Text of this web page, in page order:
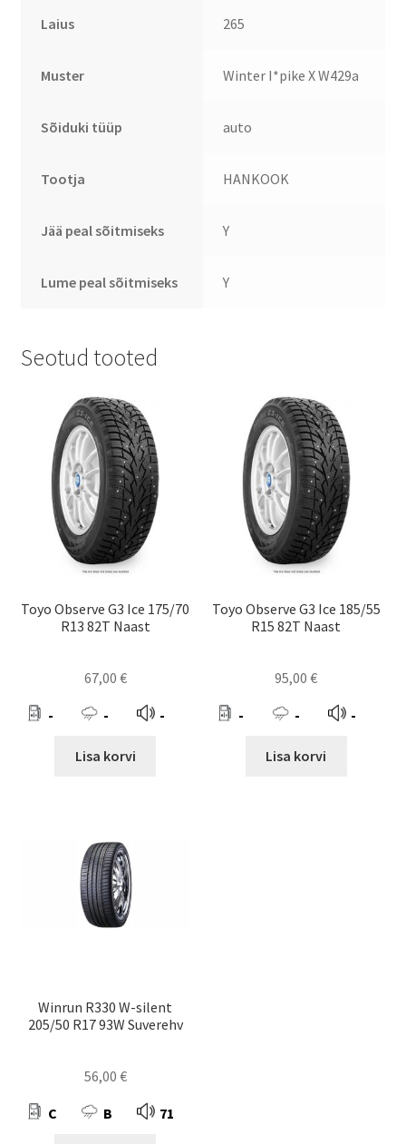
Laius 265
Muster Winter I*pike X W429a
Sõiduki tüüp auto
Tootja HANKOOK
Jää peal sõitmiseks Y
Lume peal sõitmiseks Y
Seotud tooted
Toyo Observe G3 Ice 175/70
R13 82T Naast
67,00 €
- - -
Lisa korvi
Toyo Observe G3 Ice 185/55
R15 82T Naast
95,00€
- - -
Lisa korvi
Winrun R330 W-silent
205/50 R17 93W Suverehv
56,00 €
C B 71